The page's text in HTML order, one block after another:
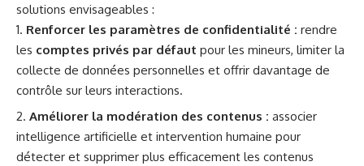
solutions envisageables :
Renforcer les paramètres de confidentialité : rendre
les comptes privés par défaut pour les mineurs, limiter la
collecte de données personnelles et offrir davantage de
contrôle sur leurs interactions.
Améliorer la modération des contenus : associer
intelligence artificielle et intervention humaine pour
détecter et supprimer plus efficacement les contenus